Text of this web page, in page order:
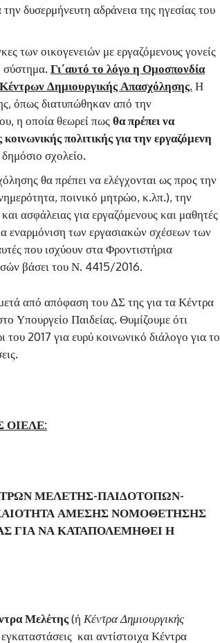
την δυσερμήνευτη αδράνεια της ηγεσίας του
των οικογενειών με εργαζόμενους γονείς
σύστημα. Γι΄αυτό το λόγο η Ομοσπονδία
Δημιουργικής Απασχόλησης. Η
όπως διατυπώθηκαν από την
η οποία θεωρεί πωςθα πρέπει να
πολιτικής για την εργαζόμενη
σχολείο.
θα πρέπει να ελέγχονται ως προς την
ποινικό μητρώο, κ.λπ.), την
ασφάλειας για εργαζόμενους και μαθητές
εναρμόνιση των εργασιακών σχέσεων των
που ισχύουν στα Φροντιστήρια
βάσει του Ν. 4415/2016.
από απόφαση του ΔΣ της για τα Κέντρα
Υπουργείο Παιδείας. Θυμίζουμε ότι
2017 για ευρύ κοινωνικό διάλογο για το
ΟΙΕΛΕ:
ΜΕΛΕΤΗΣ-ΠΑΙΔΟΤΟΠΩΝ-
ΑΜΕΣΗΣ ΝΟΜΟΘΕΤΗΣΗΣ
ΓΙΑ ΝΑ ΚΑΤΑΠΟΛΕΜΗΘΕΙ Η
Μελέτης(ή Κέντρα Δημιουργικής
και αντίστοιχα Κέντρα